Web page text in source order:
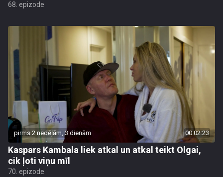
68. epizode
pirms 2 nedēļām, 3 dienām 00:02:23
Kaspars Kambala liek atkal un atkal teikt Olgai,
cik ļoti viņu mīl
70. epizode